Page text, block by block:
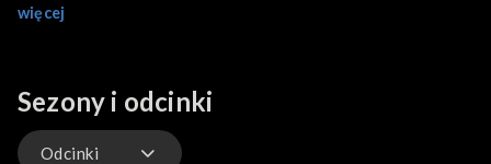
dyskutuje z Wieniem, Redbadem Klynstrą, Konstantym
więcej
Sezony i odcinki
Odcinki